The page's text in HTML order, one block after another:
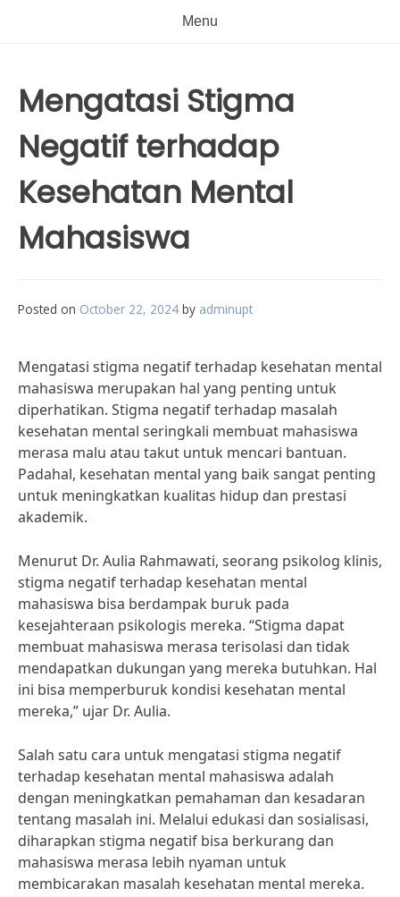
Menu
Mengatasi Stigma
Negatif terhadap
Kesehatan Mental
Mahasiswa
Posted on October 22, 2024 by adminupt
Mengatasi stigma negatif terhadap kesehatan mental
mahasiswa merupakan hal yang penting untuk
diperhatikan. Stigma negatif terhadap masalah
kesehatan mental seringkali membuat mahasiswa
merasa malu atau takut untuk mencari bantuan.
Padahal, kesehatan mental yang baik sangat penting
untuk meningkatkan kualitas hidup dan prestasi
akademik.
Menurut Dr. Aulia Rahmawati, seorang psikolog klinis,
stigma negatif terhadap kesehatan mental
mahasiswa bisa berdampak buruk pada
kesejahteraan psikologis mereka. “Stigma dapat
membuat mahasiswa merasa terisolasi dan tidak
mendapatkan dukungan yang mereka butuhkan. Hal
ini bisa memperburuk kondisi kesehatan mental
mereka,” ujar Dr. Aulia.
Salah satu cara untuk mengatasi stigma negatif
terhadap kesehatan mental mahasiswa adalah
dengan meningkatkan pemahaman dan kesadaran
tentang masalah ini. Melalui edukasi dan sosialisasi,
diharapkan stigma negatif bisa berkurang dan
mahasiswa merasa lebih nyaman untuk
membicarakan masalah kesehatan mental mereka.